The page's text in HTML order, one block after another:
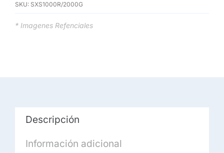
Solid
SKU: SXS1000R/2000G
* Imagenes Refenciales
Descripción
Información adicional